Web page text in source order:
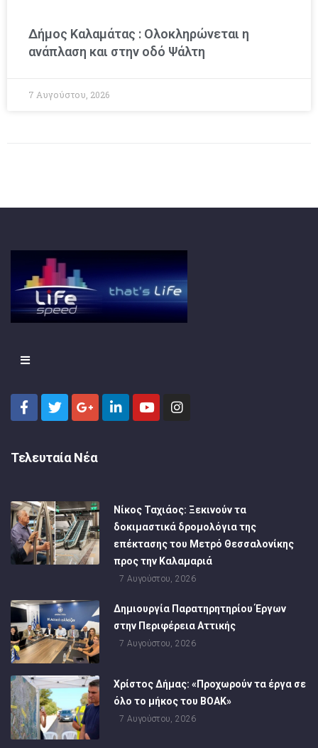
Δήμος Καλαμάτας : Ολοκληρώνεται η
ανάπλαση και στην οδό Ψάλτη
7 Αυγούστου, 2026
Τελευταία Νέα
Νίκος Ταχιάος: Ξεκινούν τα
δοκιμαστικά δρομολόγια της
επέκτασης του Μετρό Θεσσαλονίκης
προς την Καλαμαριά
7 Αυγούστου, 2026
Δημιουργία Παρατηρητηρίου Έργων
στην Περιφέρεια Αττικής
7 Αυγούστου, 2026
Χρίστος Δήμας: «Προχωρούν τα έργα σε
όλο το μήκος του ΒΟΑΚ»
7 Αυγούστου, 2026